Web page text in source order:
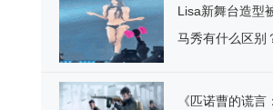
Lisa新舞台造型
马秀有什么区别
《匹诺曹的谎言